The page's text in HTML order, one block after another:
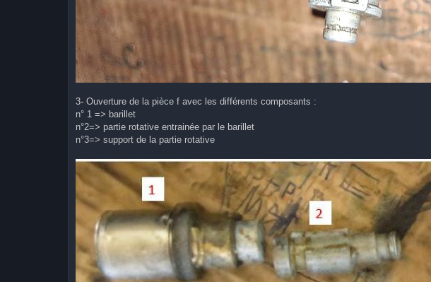
3- Ouverture de la pièce f avec les différents composants :
n° 1 => barillet
n°2=> partie rotative entrainée par le barillet
n°3=> support de la partie rotative